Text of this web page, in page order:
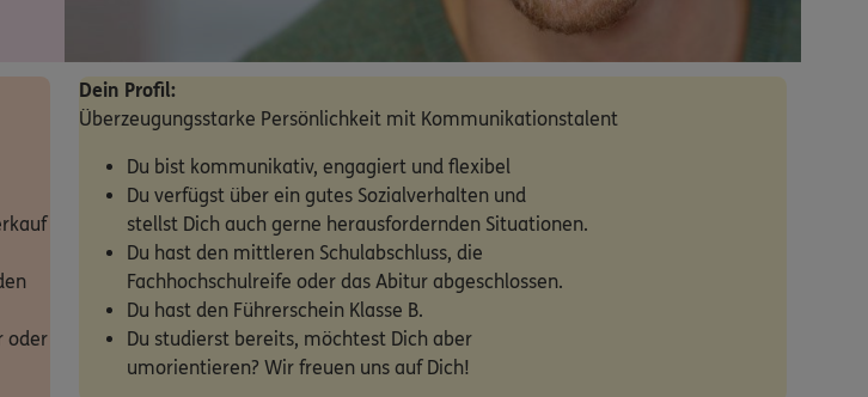
oder
Dein Profil:
Überzeugungsstarke Persönlichkeit mit Kommunikationstalent
Du bist kommunikativ, engagiert und flexibel
Du verfügst über ein gutes Sozialverhalten und
stellst Dich auch gerne herausfordernden Situationen.
Du hast den mittleren Schulabschluss, die
Fachhochschulreife oder das Abitur abgeschlossen.
Du hast den Führerschein Klasse B.
Du studierst bereits, möchtest Dich aber
umorientieren? Wir freuen uns auf Dich!